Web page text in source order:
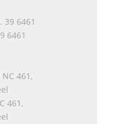
6461
461,